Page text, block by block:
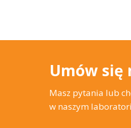
Umów się
Masz pytania lub
w naszym